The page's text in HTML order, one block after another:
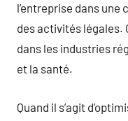
l’entreprise dans
des activités légales.
dans les industries
et la santé.
Quand il s’agit